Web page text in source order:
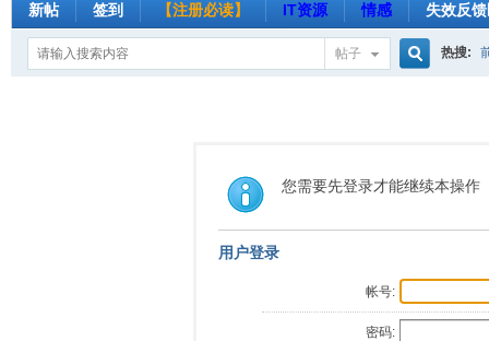
新帖 签到 【注册必读】 IT资源 情感 失效反
帖子
索
热搜:
您需要先登录才能继续本操作
用户登录
帐号:
密码: